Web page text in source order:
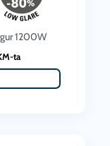
1200W
ta